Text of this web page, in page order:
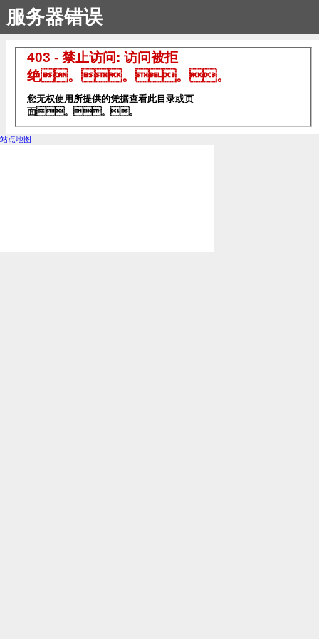
服务器错误
403 - 禁止访问: 访问被拒
绝。。。。
您无权使用所提供的凭据查看此目录或页
面。。。
站点地图